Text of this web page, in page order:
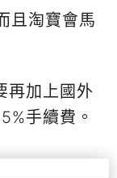
且淘寶會馬
再加上國外
手續費。